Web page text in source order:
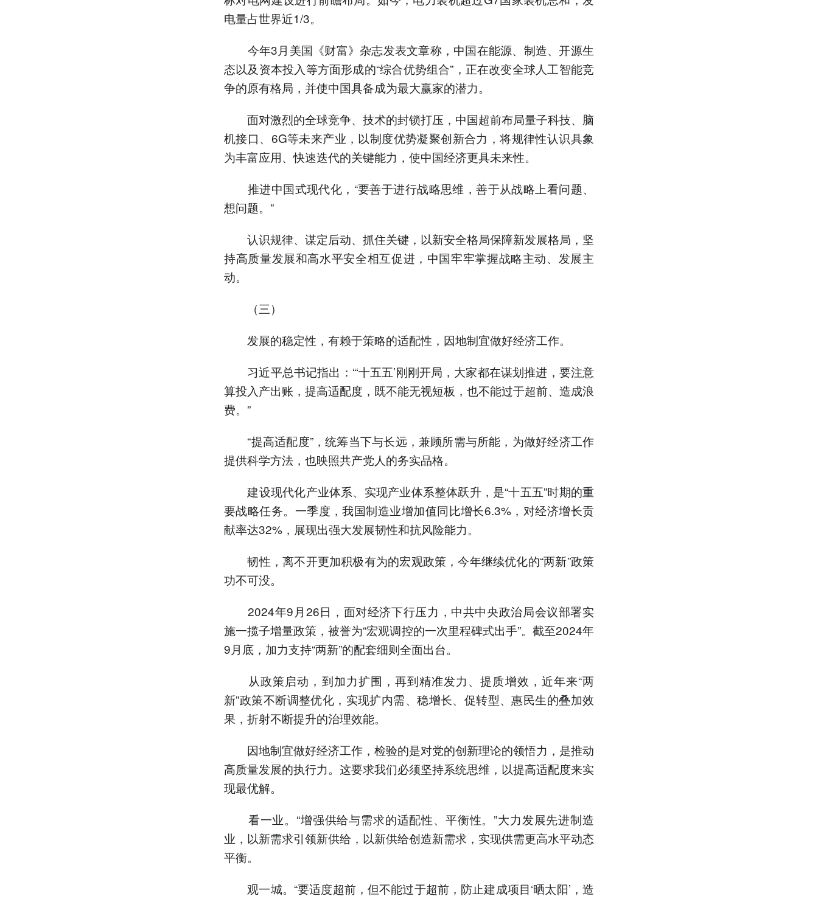
电量占世界近1/3。
今年3月美国《财富》杂志发表文章称，中国在能源、制造、开源生
态以及资本投入等方面形成的“综合优势组合”，正在改变全球人工智能竞
争的原有格局，并使中国具备成为最大赢家的潜力。
面对激烈的全球竞争、技术的封锁打压，中国超前布局量子科技、脑
机接口、6G等未来产业，以制度优势凝聚创新合力，将规律性认识具象
为丰富应用、快速迭代的关键能力，使中国经济更具未来性。
推进中国式现代化，“要善于进行战略思维，善于从战略上看问题、
想问题。”
认识规律、谋定后动、抓住关键，以新安全格局保障新发展格局，坚
持高质量发展和高水平安全相互促进，中国牢牢掌握战略主动、发展主
动。
（三）
发展的稳定性，有赖于策略的适配性，因地制宜做好经济工作。
习近平总书记指出：“‘十五五’刚刚开局，大家都在谋划推进，要注意
算投入产出账，提高适配度，既不能无视短板，也不能过于超前、造成浪
费。”
“提高适配度”，统筹当下与长远，兼顾所需与所能，为做好经济工作
提供科学方法，也映照共产党人的务实品格。
建设现代化产业体系、实现产业体系整体跃升，是“十五五”时期的重
要战略任务。一季度，我国制造业增加值同比增长6.3%，对经济增长贡
献率达32%，展现出强大发展韧性和抗风险能力。
韧性，离不开更加积极有为的宏观政策，今年继续优化的“两新”政策
功不可没。
2024年9月26日，面对经济下行压力，中共中央政治局会议部署实
施一揽子增量政策，被誉为“宏观调控的一次里程碑式出手”。截至2024年
9月底，加力支持“两新”的配套细则全面出台。
从政策启动，到加力扩围，再到精准发力、提质增效，近年来“两
新”政策不断调整优化，实现扩内需、稳增长、促转型、惠民生的叠加效
果，折射不断提升的治理效能。
因地制宜做好经济工作，检验的是对党的创新理论的领悟力，是推动
高质量发展的执行力。这要求我们必须坚持系统思维，以提高适配度来实
现最优解。
看一业。“增强供给与需求的适配性、平衡性。”大力发展先进制造
业，以新需求引领新供给，以新供给创造新需求，实现供需更高水平动态
平衡。
观一城。“要适度超前，但不能过于超前，防止建成项目‘晒太阳’，造